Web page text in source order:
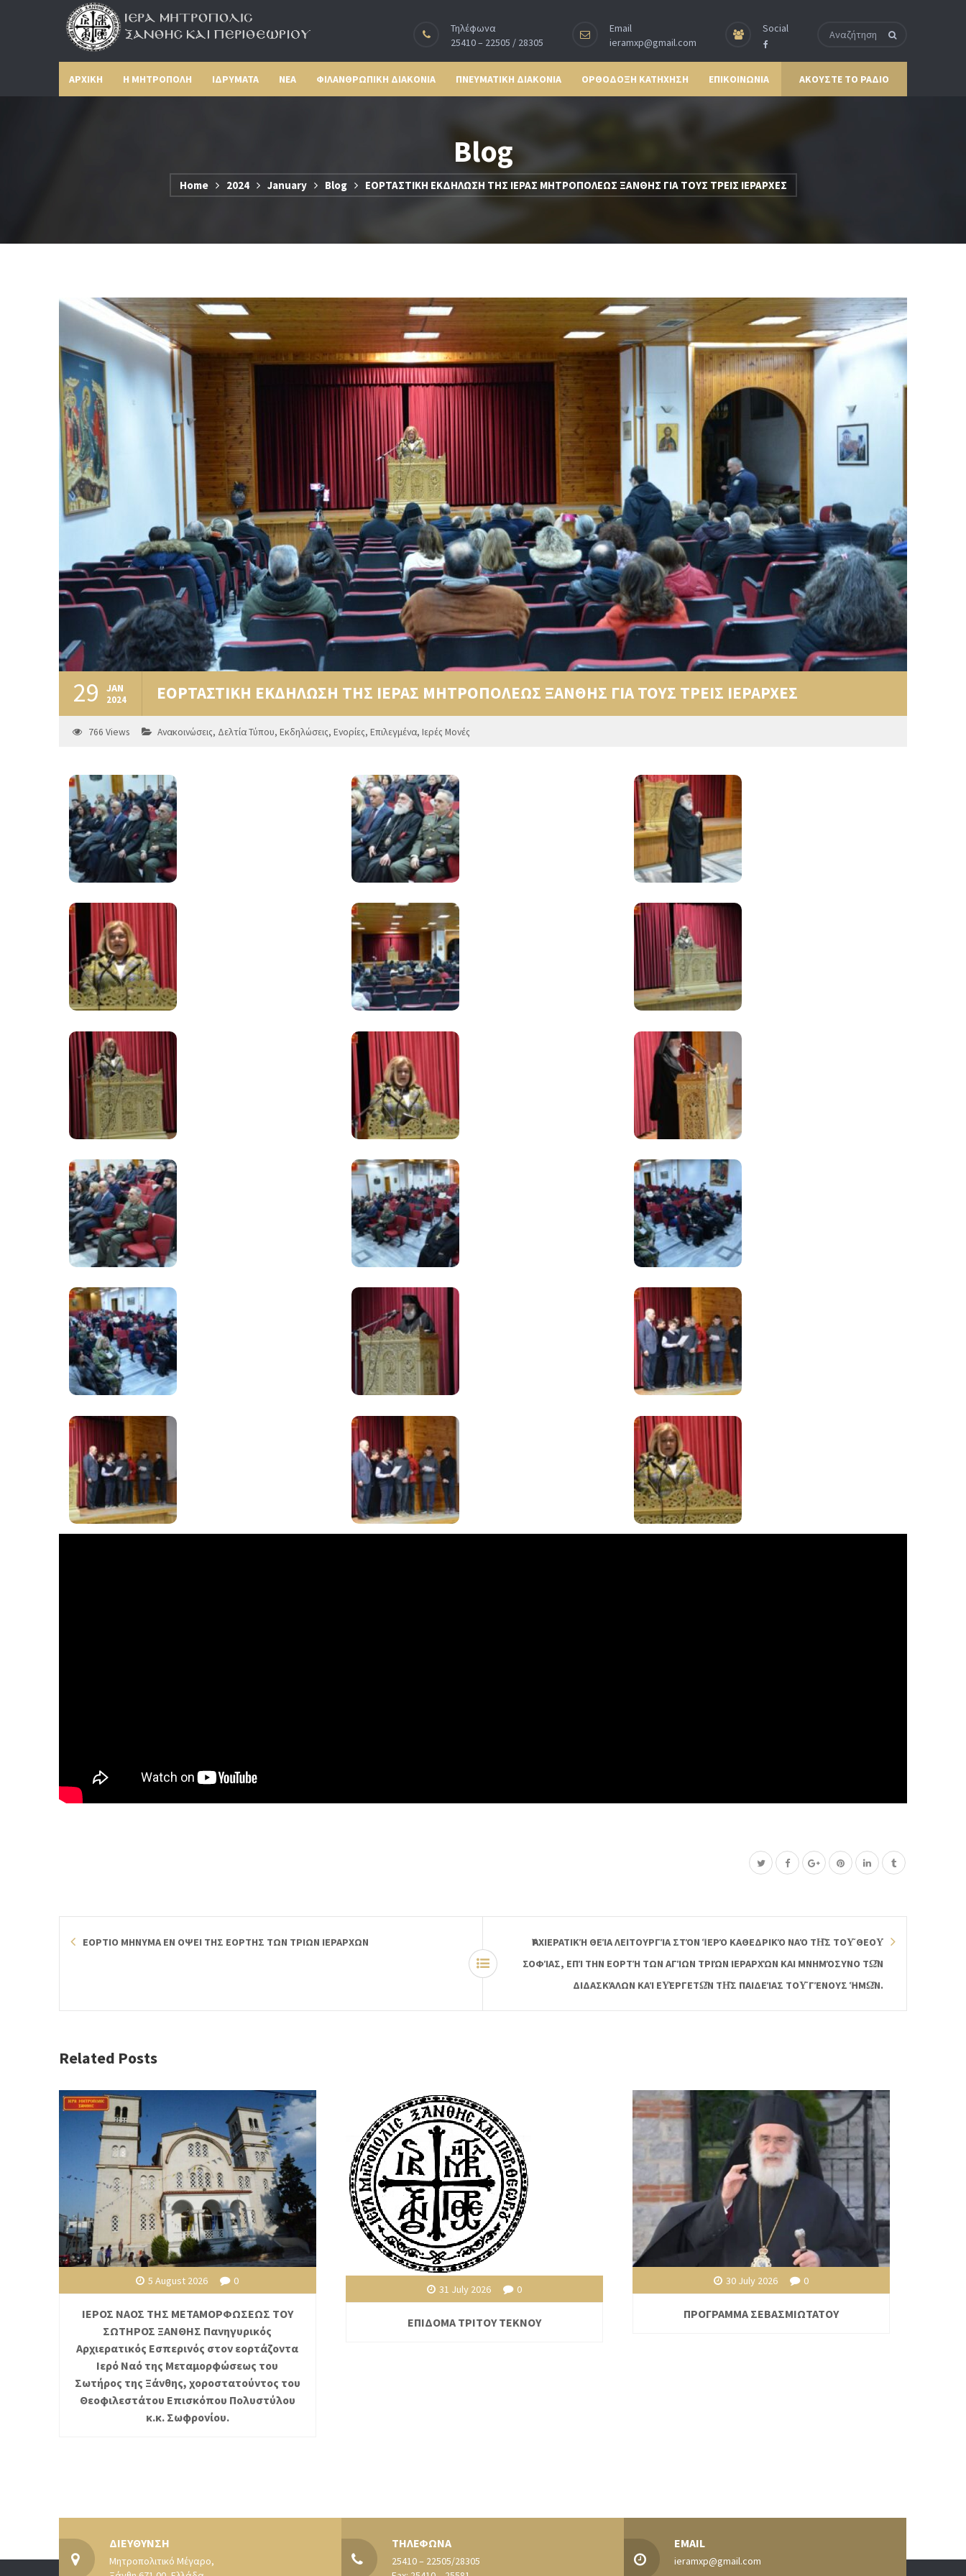
Τηλέφωνα
25410 – 22505 / 28305
Email
ieramxp@gmail.com
Social
ΑΡΧΙΚΗ Η ΜΗΤΡΟΠΟΛΗ ΙΔΡΥΜΑΤΑ ΝΕΑ ΦΙΛΑΝΘΡΩΠΙΚΗ ΔΙΑΚΟΝΙΑ ΠΝΕΥΜΑΤΙΚΗ ΔΙΑΚΟΝΙΑ ΟΡΘΟΔΟΞΗ ΚΑΤΗΧΗΣΗ ΕΠΙΚΟΙΝΩΝΙΑ ΑΚΟΥΣΤΕ ΤΟ ΡΑΔΙΟ
Blog
Home 2024 January Blog ΕΟΡΤΑΣΤΙΚΗ ΕΚΔΗΛΩΣΗ ΤΗΣ ΙΕΡΑΣ ΜΗΤΡΟΠΟΛΕΩΣ ΞΑΝΘΗΣ ΓΙΑ ΤΟΥΣ ΤΡΕΙΣ ΙΕΡΑΡΧΕΣ
29 JAN
2024 ΕΟΡΤΑΣΤΙΚΗ ΕΚΔΗΛΩΣΗ ΤΗΣ ΙΕΡΑΣ ΜΗΤΡΟΠΟΛΕΩΣ ΞΑΝΘΗΣ ΓΙΑ ΤΟΥΣ ΤΡΕΙΣ ΙΕΡΑΡΧΕΣ
766 Views Ανακοινώσεις, Δελτία Τύπου, Εκδηλώσεις, Ενορίες, Επιλεγμένα, Ιερές Μονές
ΕΟΡΤΙΟ ΜΗΝΥΜΑ ΕΝ ΟΨΕΙ ΤΗΣ ΕΟΡΤΗΣ ΤΩΝ ΤΡΙΩΝ ΙΕΡΑΡΧΩΝ
ἈΡΧΙΕΡΑΤΙΚΉ ΘΕΊΑ ΛΕΙΤΟΥΡΓΊΑ ΣΤΌΝ ἹΕΡΌ ΚΑΘΕΔΡΙΚΌ ΝΑΌ ΤΗ͂Σ ΤΟΥ͂ ΘΕΟΥ͂ ΣΟΦ
ΊΑΣ, ΕΠΊ ΤΗΝ ΕΟΡΤΉ ΤΩΝ ΑΓΊΩΝ ΤΡΙΏΝ ΙΕΡΑΡΧΏΝ ΚΑΙ ΜΝΗΜΌΣΥΝΟ ΤΩ͂Ν ΔΙΔΑ
ΣΚΆΛΩΝ ΚΑΊ ΕΥ̓ΕΡΓΕΤΩ͂Ν ΤΗ͂Σ ΠΑΙΔΕΊΑΣ ΤΟΥ͂ ΓΈΝΟΥΣ ἩΜΩ͂Ν.
Related Posts
5 August 2026 0
ΙΕΡΟΣ ΝΑΟΣ ΤΗΣ ΜΕΤΑΜΟΡΦΩΣΕΩΣ ΤΟΥ
ΣΩΤΗΡΟΣ ΞΑΝΘΗΣ Πανηγυρικός
Αρχιερατικός Εσπερινός στον εορτάζοντα
Ιερό Ναό της Μεταμορφώσεως του
Σωτήρος της Ξάνθης, χοροστατούντος του
Θεοφιλεστάτου Επισκόπου Πολυστύλου
κ.κ. Σωφρονίου.
31 July 2026 0
ΕΠΙΔΟΜΑ ΤΡΙΤΟΥ ΤΕΚΝΟΥ
30 July 2026 0
ΠΡΟΓΡΑΜΜΑ ΣΕΒΑΣΜΙΩΤΑΤΟΥ
ΔΙΕΥΘΥΝΣΗ
Μητροπολιτικό Μέγαρο,
ΤΗΛΕΦΩΝΑ
25410 – 22505/28305
EMAIL
ieramxp@gmail.com